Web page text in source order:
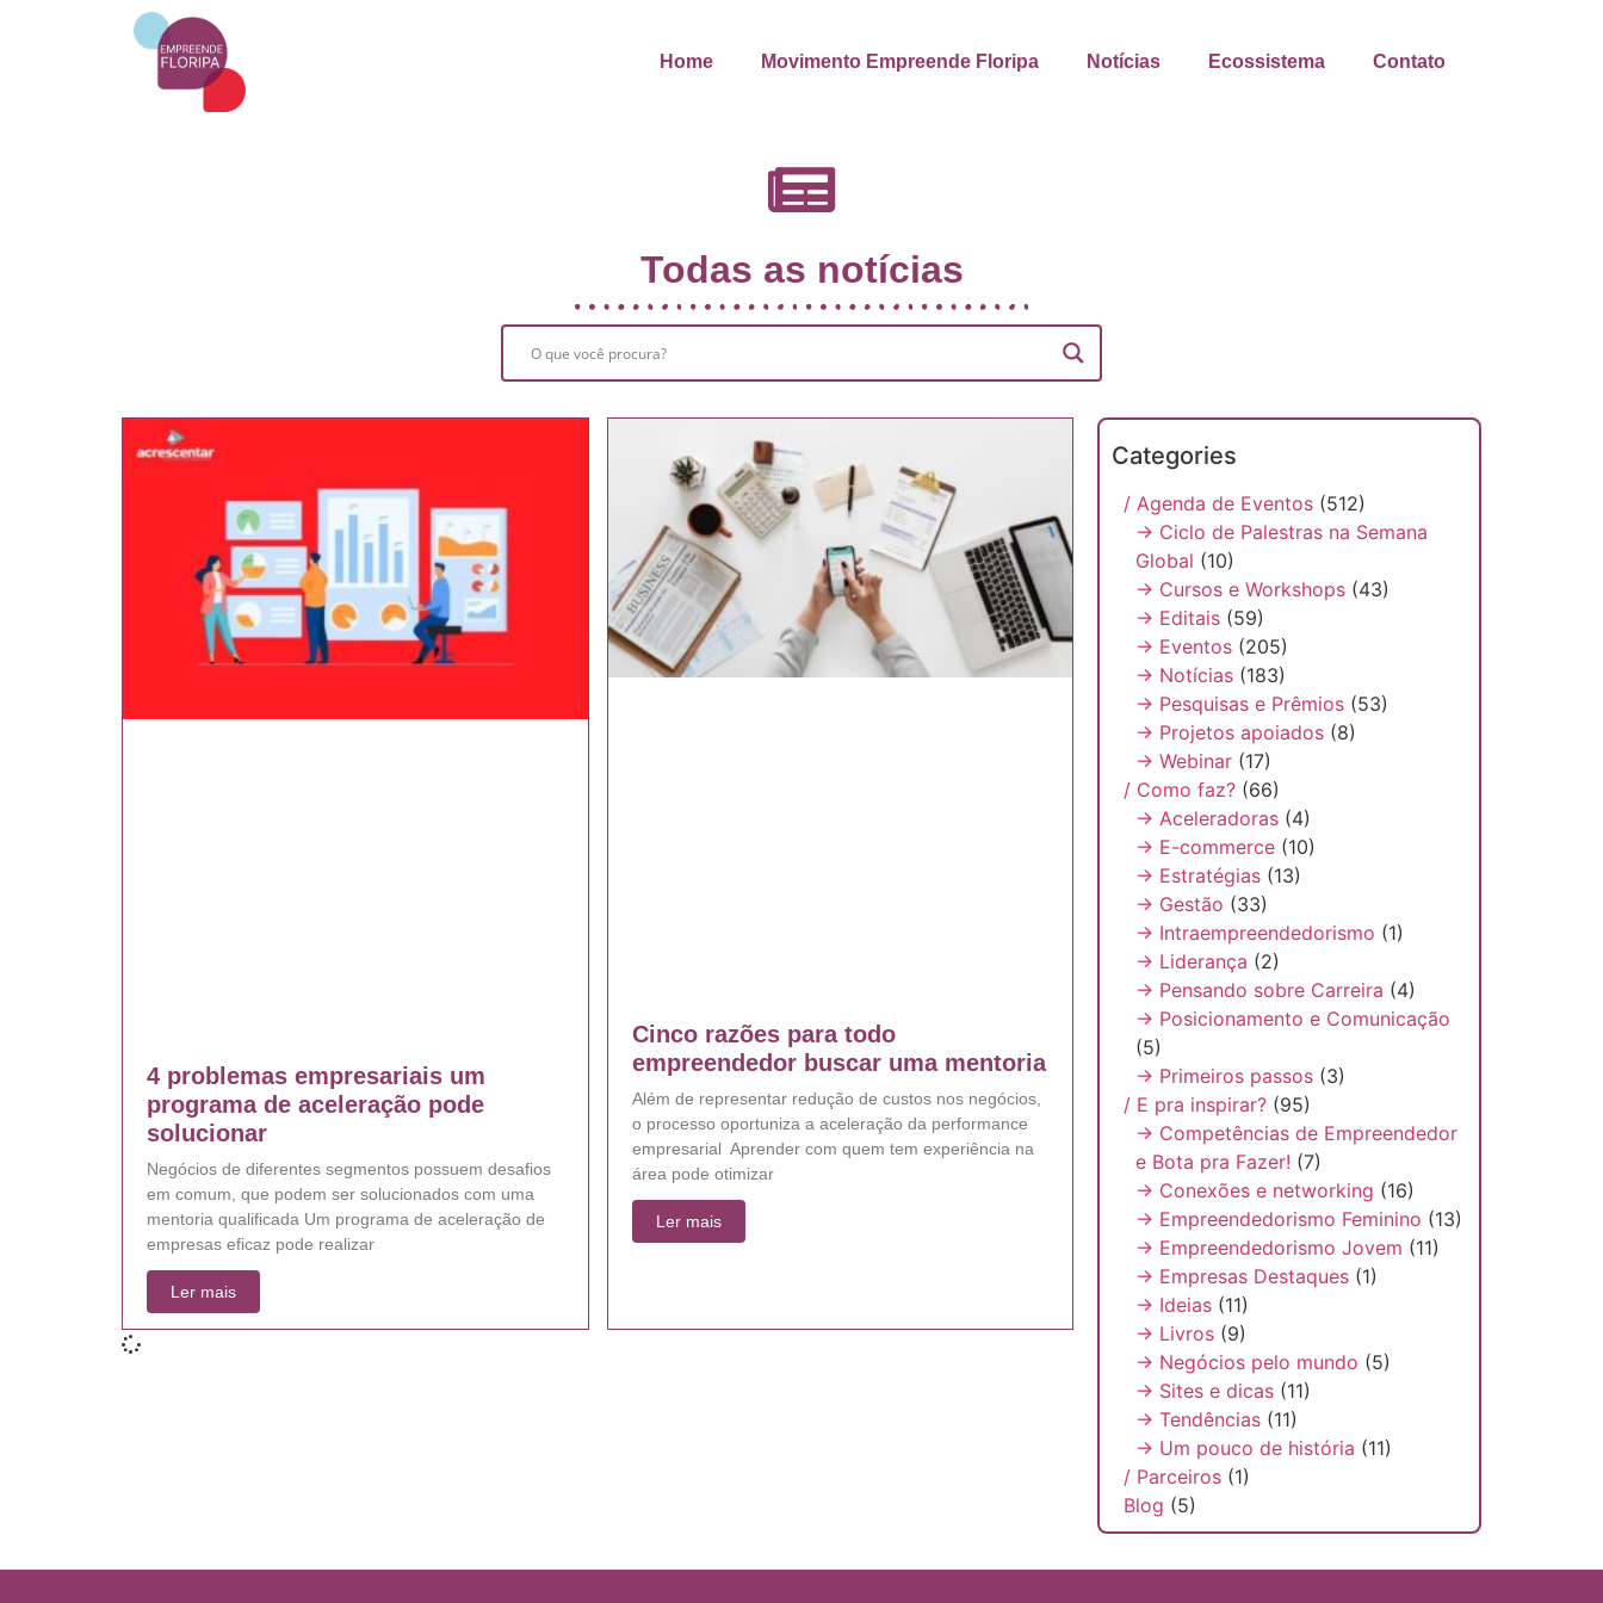
Home Movimento Empreende Floripa Notícias Ecossistema Contato
Todas as notícias
4 problemas empresariais um
programa de aceleração pode
solucionar
Negócios de diferentes segmentos possuem desafios
em comum, que podem ser solucionados com uma
mentoria qualificada Um programa de aceleração de
empresas eficaz pode realizar
Ler mais
Cinco razões para todo
empreendedor buscar uma mentoria
Além de representar redução de custos nos negócios,
o processo oportuniza a aceleração da performance
empresarial Aprender com quem tem experiência na
área pode otimizar
Ler mais
Categories
/ Agenda de Eventos (512)
→ Ciclo de Palestras na Semana
Global (10)
→ Cursos e Workshops (43)
→ Editais (59)
→ Eventos (205)
→ Notícias (183)
→ Pesquisas e Prêmios (53)
→ Projetos apoiados (8)
→ Webinar (17)
/ Como faz? (66)
→ Aceleradoras (4)
→ E-commerce (10)
→ Estratégias (13)
→ Gestão (33)
→ Intraempreendedorismo (1)
→ Liderança (2)
→ Pensando sobre Carreira (4)
→ Posicionamento e Comunicação
(5)
→ Primeiros passos (3)
/ E pra inspirar? (95)
→ Competências de Empreendedor
e Bota pra Fazer! (7)
→ Conexões e networking (16)
→ Empreendedorismo Feminino (13)
→ Empreendedorismo Jovem (11)
→ Empresas Destaques (1)
→ Ideias (11)
→ Livros (9)
→ Negócios pelo mundo (5)
→ Sites e dicas (11)
→ Tendências (11)
→ Um pouco de história (11)
/ Parceiros (1)
Blog (5)